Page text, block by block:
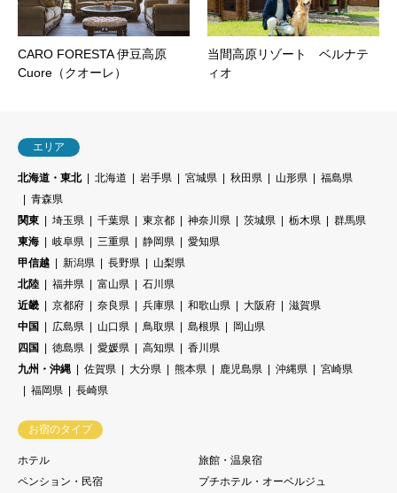
CARO FORESTA 伊豆高原
Cuore（クオーレ）
当間高原リゾート ベルナテ
ィオ
エリア
北海道・東北 北海道 岩手県 宮城県 秋田県 山形県
福島県
青森県
関東
埼玉県 千葉県 東京都 神奈川県 茨城県 栃木県
群馬県
東海
岐阜県 三重県 静岡県
愛知県
甲信越
新潟県 長野県
山梨県
北陸
福井県 富山県
石川県
近畿
京都府 奈良県 兵庫県 和歌山県 大阪府
滋賀県
中国
広島県 山口県 鳥取県 島根県
岡山県
四国
徳島県 愛媛県 高知県
香川県
九州・沖縄
佐賀県 大分県 熊本県 鹿児島県 沖縄県
宮崎県
福岡県
長崎県
お宿のタイプ
ホテル
旅館・温泉宿
ペンション・民宿
プチホテル・オーベルジュ